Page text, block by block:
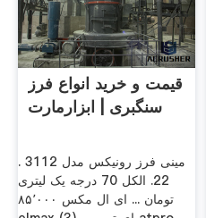
قیمت و خرید انواع فرز
سنگبری | ابزارمارت
مینی فرز رونیکس مدل 3112 .
22. الکل 70 درجه یک لیتری
‎۸۵٬۰۰۰ تومان ... ای ال مکس